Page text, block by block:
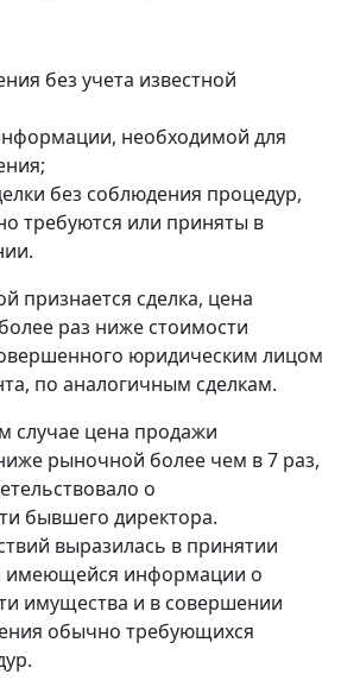
без учета известной
необходимой для
без соблюдения процедур,
требуются или приняты в
признается сделка, цена
раз ниже стоимости
юридическим лицом
по аналогичным сделкам.
случае цена продажи
рыночной более чем в 7 раз,
о
бывшего директора.
выразилась в принятии
имеющейся информации о
имущества и в совершении
обычно требующихся